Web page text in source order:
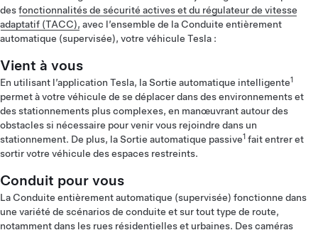
desfonctionnalités de sécurité actives et du régulateur de vitesse
adaptatif (TACC), avec l’ensemble de la Conduite entièrement
automatique (supervisée), votre véhicule Tesla :
Vient à vous
En utilisant l’application Tesla, la Sortie automatique intelligente1
permet à votre véhicule de se déplacer dans des environnements et
des stationnements plus complexes, en manœuvrant autour des
obstacles si nécessaire pour venir vous rejoindre dans un
stationnement. De plus, la Sortie automatique passive1 fait entrer et
sortir votre véhicule des espaces restreints.
Conduit pour vous
La Conduite entièrement automatique (supervisée) fonctionne dans
une variété de scénarios de conduite et sur tout type de route,
notamment dans les rues résidentielles et urbaines. Des caméras